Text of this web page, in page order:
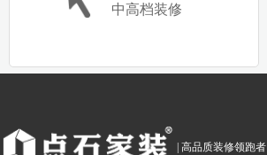
中高档装修
| 高品质装修领跑者